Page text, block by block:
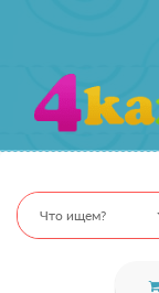
Что ищем?